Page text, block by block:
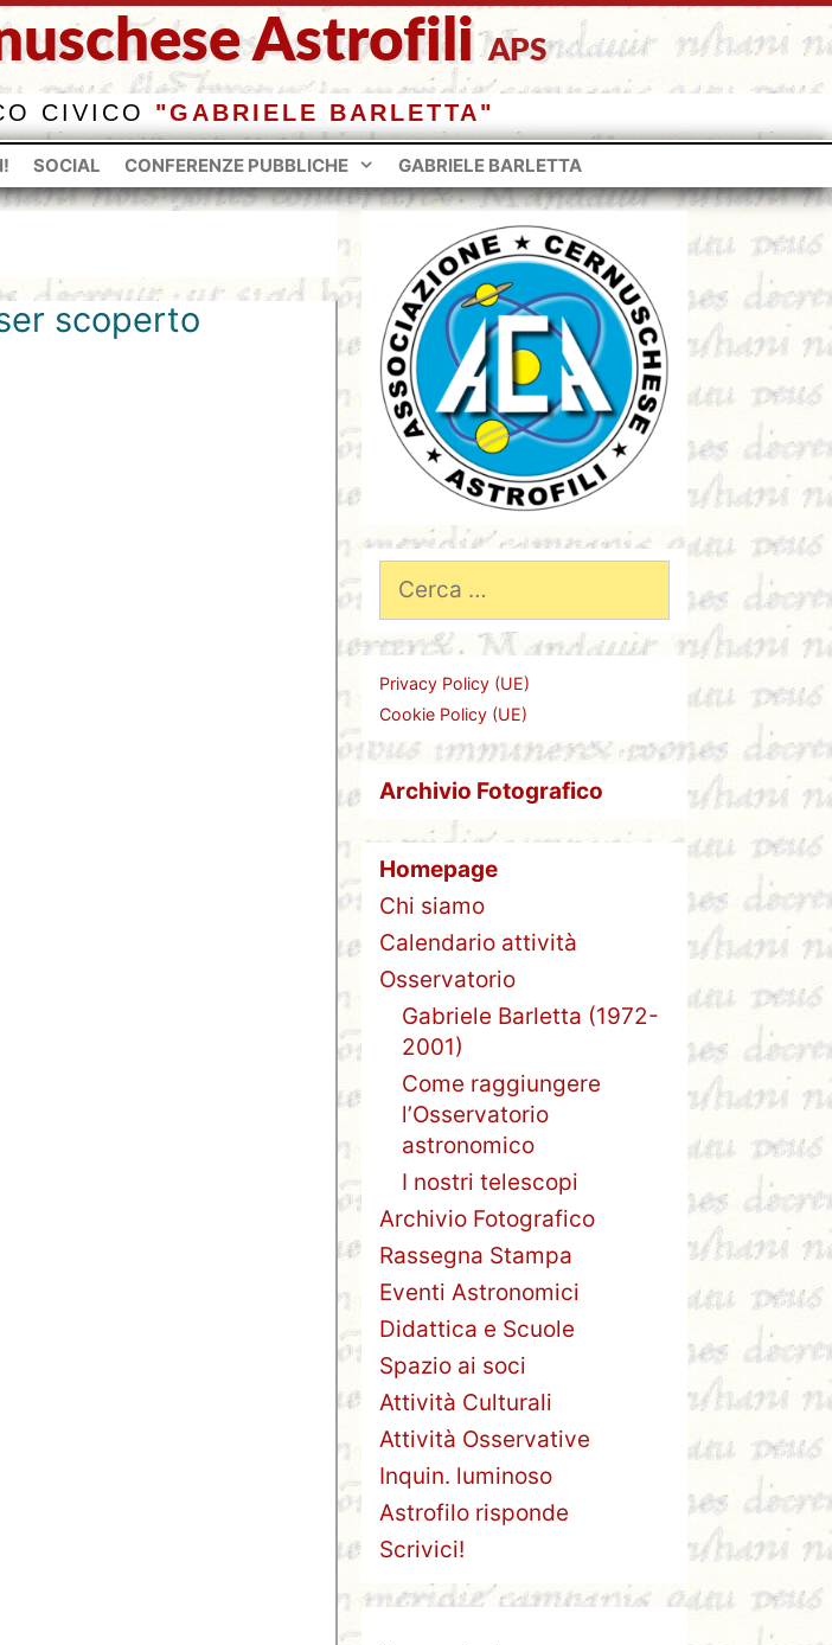
Astrofili APS
CIVICO "GABRIELE BARLETTA"
SOCIAL CONFERENZE PUBBLICHE GABRIELE BARLETTA
scoperto
Ricerca
per:
Privacy Policy (UE)
Cookie Policy (UE)
Archivio Fotografico
Homepage
Chi siamo
Calendario attività
Osservatorio
Gabriele Barletta (1972-
2001)
Come raggiungere
l’Osservatorio
astronomico
I nostri telescopi
Archivio Fotografico
Rassegna Stampa
Eventi Astronomici
Didattica e Scuole
Spazio ai soci
Attività Culturali
Attività Osservative
Inquin. luminoso
Astrofilo risponde
Scrivici!